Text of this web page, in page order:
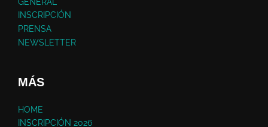
INSCRIPCIÓN
PRENSA
NEWSLETTER
MÁS
HOME
INSCRIPCIÓN 2026